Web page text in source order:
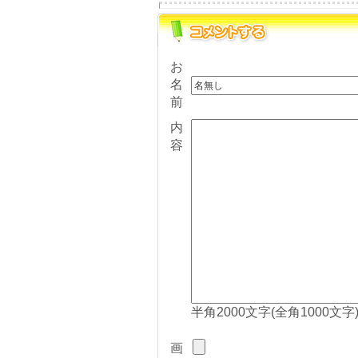
お
名
前
内
容
半角2000文字(全角1000文字
画